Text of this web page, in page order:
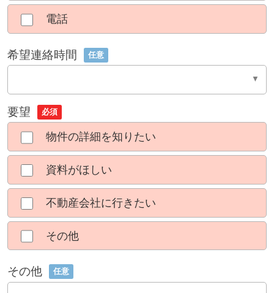
電話
希望連絡時間 任意
要望 必須
物件の詳細を知りたい
資料がほしい
不動産会社に行きたい
その他
その他 任意